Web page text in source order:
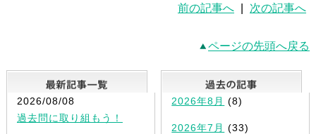
前の記事へ 次の記事へ
ページの先頭へ戻る
最新記事一覧
2026/08/08
過去問に取り組もう！
2026年8月 (8)
2026年7月 (33)